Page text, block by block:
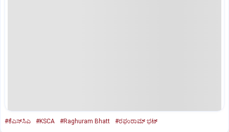
#ಕೆಎಸ್‌ಸಿಎ #KSCA #Raghuram Bhatt #ರಘುರಾಮ್ ಭಟ್